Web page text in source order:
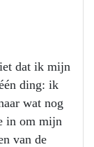
dat ik mijn
ding: ik
wat nog
in om mijn
van de